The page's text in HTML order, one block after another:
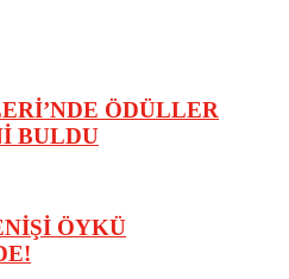
ÖDÜLLER
BULDU
ÖYKÜ